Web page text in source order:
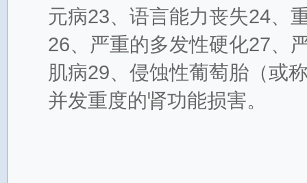
元病23、语言能力丧失24、
26、严重的多发性硬化27、
肌病29、侵蚀性葡萄胎（或
并发重度的肾功能损害。